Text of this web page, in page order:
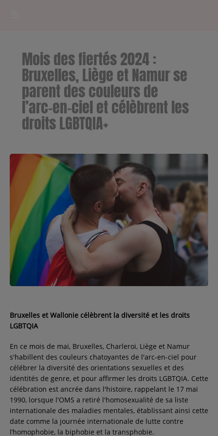
RADIOPLAYER
CK RADIO Line-up
PODCASTS
CONCOURS
Contact
Contact
Régie Publicitaire
Recherche d'un titre
SE CONNECTER
Mois des fiertés 2024 :
Bruxelles, Liège et Namur se
parent des couleurs de
l’arc-en-ciel et célèbrent les
droits LGBTQIA+
Bruxelles et Wallonie célèbrent la diversité et les droits
LGBTQIA
En ce mois de mai, Bruxelles, Charleroi, Liège et Namur
s'habillent des couleurs chatoyantes de l'arc-en-ciel pour
célébrer la diversité des orientations sexuelles et des
identités de genre, et pour affirmer les droits LGBTQIA. Cette
célébration est ancrée dans l'histoire, rappelant le 17 mai
1990, lorsque l'OMS a retiré l'homosexualité de sa liste
internationale des maladies mentales, établissant ainsi cette
date comme la journée internationale de lutte contre
l’homophobie, la biphobie et la transphobie.